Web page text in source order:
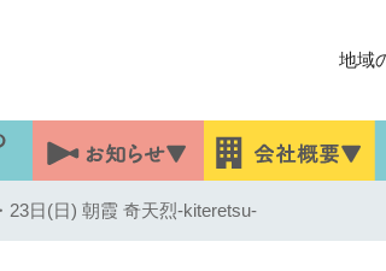
地域
23日(日) 朝霞 奇天烈-kiteretsu-